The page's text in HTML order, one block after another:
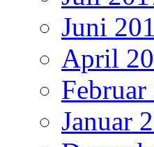
Juni
April
Januar